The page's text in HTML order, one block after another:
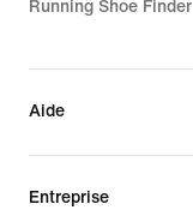
Running Shoe Finder
Aide
Entreprise